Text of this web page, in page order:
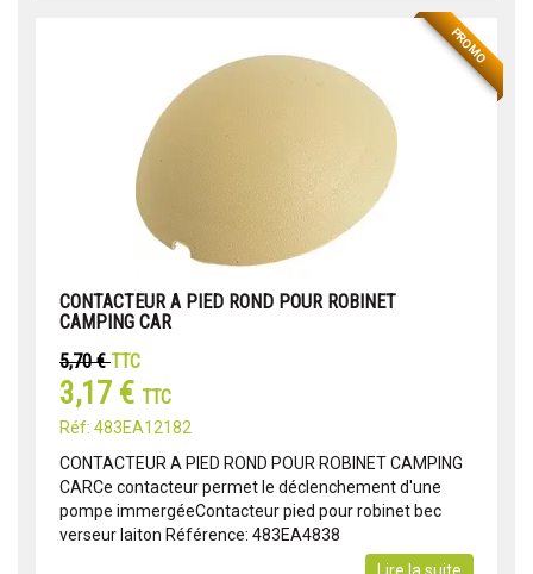
PROMO
CONTACTEUR A PIED ROND POUR ROBINET
CAMPING CAR
5,70 €TTC
3,17 € TTC
Réf: 483EA12182
CONTACTEUR A PIED ROND POUR ROBINET CAMPING
CARCe contacteur permet le déclenchement d'une
pompe immergéeContacteur pied pour robinet bec
verseur laiton Référence: 483EA4838